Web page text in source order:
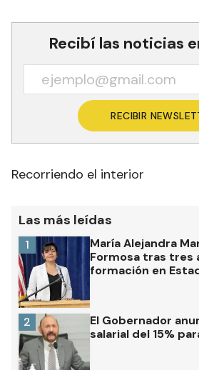
Recibí las noticias
RECIBIR
Recorriendo el interior
Las más leídas
María Alejandra
Formosa tras tres
formación en
1
El Gobernador
salarial del 15%
2